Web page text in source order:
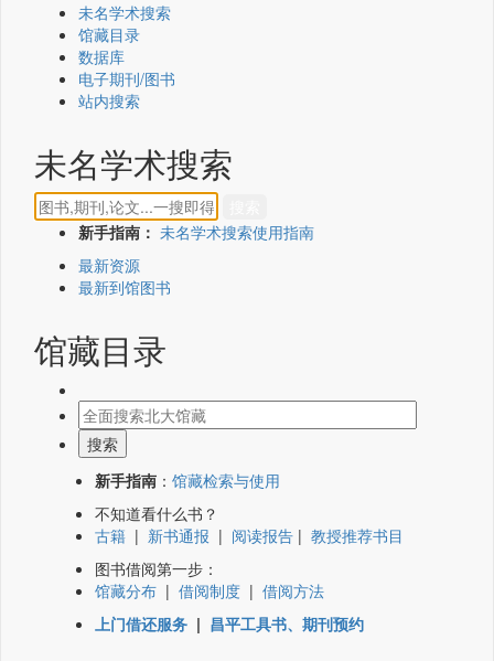
未名学术搜索
馆藏目录
数据库
电子期刊/图书
站内搜索
未名学术搜索
新手指南： 未名学术搜索使用指南
最新资源
最新到馆图书
馆藏目录
新手指南 ： 馆藏检索与使用
不知道看什么书？
古籍 | 新书通报 | 阅读报告 | 教授推荐书目
图书借阅第一步：
馆藏分布 | 借阅制度 | 借阅方法
上门借还服务 | 昌平工具书、期刊预约